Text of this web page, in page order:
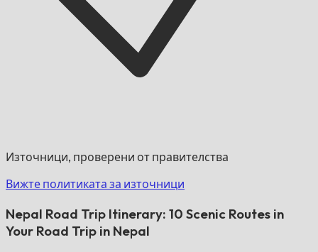
Източници, проверени от правителства
Вижте политиката за източници
Nepal Road Trip Itinerary: 10 Scenic Routes in
Your Road Trip in Nepal